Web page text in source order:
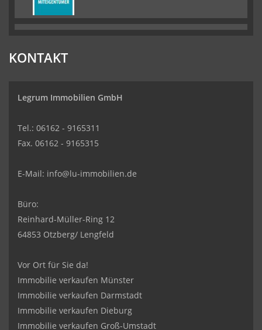
KONTAKT
Legrum Immobilien GmbH
Tel.: 06162 - 9165311
Fax. 06162 - 9165315
E-Mail: info@lu-immobilien.de
Büro:
Reinhard-Müller-Ring 12
64853 Otzberg/ Lengfeld
Vor Ort für Sie da!
Immobilie verkaufen Münster
Immobilie verkaufen Darmstadt
Immobilie verkaufen Dieburg
Immobilie verkaufen Groß-Umstadt